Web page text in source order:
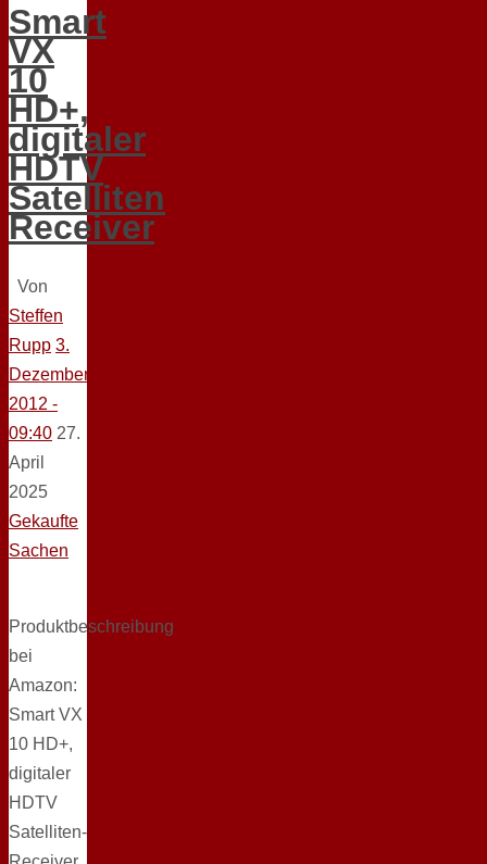
Smart
VX
10
HD+,
digitaler
HDTV
Satelliten
Receiver
Von
Steffen
Rupp 3.
Dezember
2012 -
09:40 27.
April
2025
Gekaufte
Sachen
Produktbeschreibung
bei
Amazon:
Smart VX
10 HD+,
digitaler
HDTV
Satelliten-